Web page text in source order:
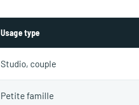
Usage type
Studio, couple
Petite famille